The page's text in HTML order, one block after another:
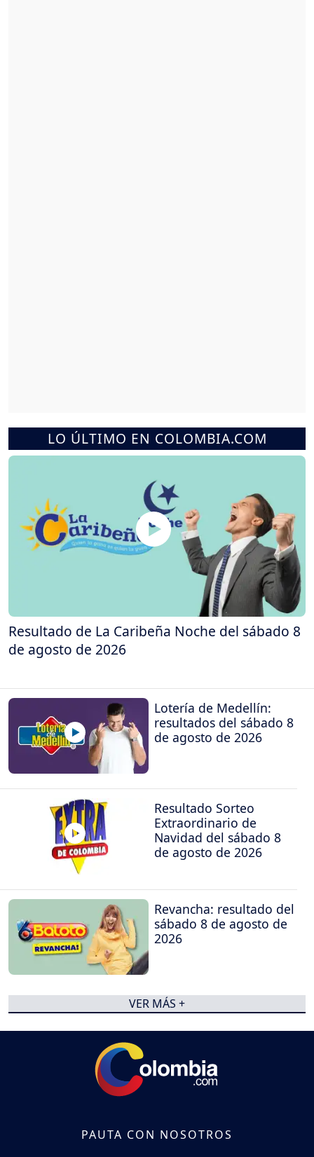
LO ÚLTIMO EN COLOMBIA.COM
Resultado de La Caribeña Noche del sábado 8
de agosto de 2026
Lotería de Medellín:
resultados del sábado 8
de agosto de 2026
Resultado Sorteo
Extraordinario de
Navidad del sábado 8
de agosto de 2026
Revancha: resultado del
sábado 8 de agosto de
2026
VER MÁS +
PAUTA CON NOSOTROS